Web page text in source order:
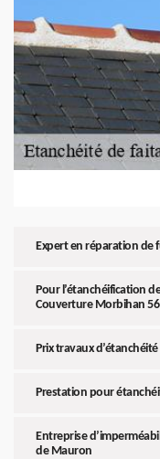
Expert en réparation de
Pour l’étanchéification
Couverture Morbihan
Prix travaux
Prestation pour
Entreprise
de Mauron